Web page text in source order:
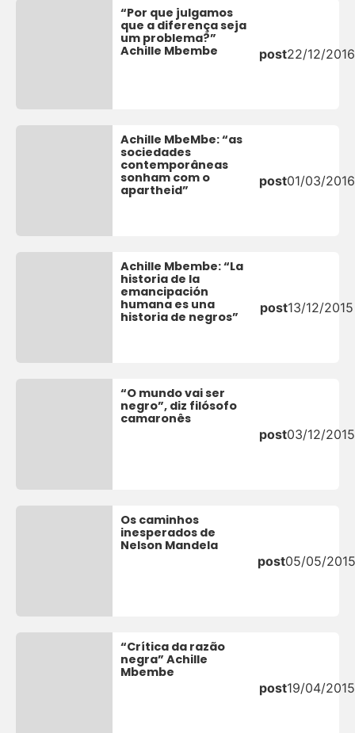
“Por que julgamos
que a diferença seja
um problema?”
Achille Mbembe
post22/12/2016
Achille MbeMbe: “as
sociedades
contemporâneas
sonham com o
apartheid”
post01/03/2016
Achille Mbembe: “La
historia de la
emancipación
humana es una
historia de negros”
post13/12/2015
“O mundo vai ser
negro”, diz filósofo
camaronês
post03/12/2015
Os caminhos
inesperados de
Nelson Mandela
post05/05/
“Crítica da razão
negra” Achille
Mbembe
post19/04/2015